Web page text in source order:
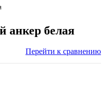
анкер белая
Перейти к сравнению